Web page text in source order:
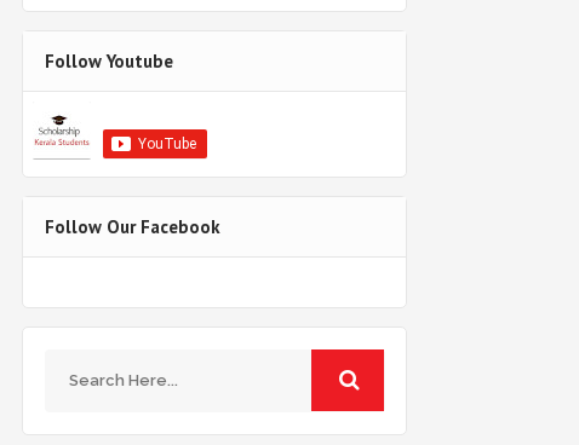
Follow Youtube
Follow Our Facebook